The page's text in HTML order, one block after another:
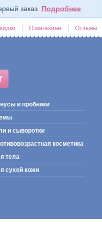
заказ. Подробнее
О магазине Отзывы
и пробники
и сыворотки
косметика
тела
сухой кожи